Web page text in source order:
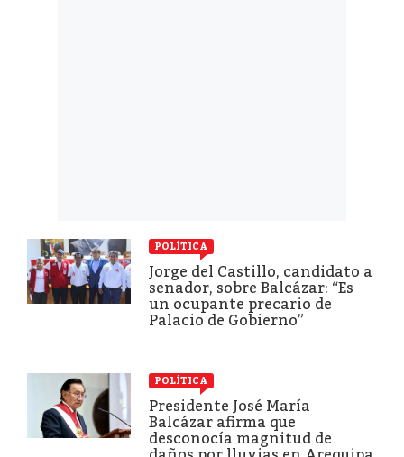
POLÍTICA
Jorge del Castillo, candidato a
senador, sobre Balcázar: “Es
un ocupante precario de
Palacio de Gobierno”
POLÍTICA
Presidente José María
Balcázar afirma que
desconocía magnitud de